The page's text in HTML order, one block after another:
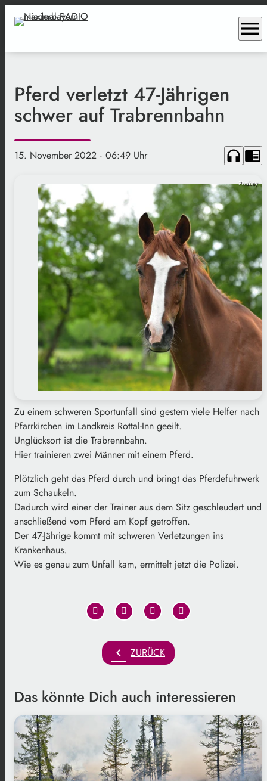
menu
Pferd verletzt 47-Jährigen
schwer auf Trabrennbahn
15. November 2022 · 06:49 Uhr headphones chrome_reader_mode
Pixabay
Zu einem schweren Sportunfall sind gestern viele Helfer nach
Pfarrkirchen im Landkreis Rottal-Inn geeilt.
Unglücksort ist die Trabrennbahn.
Hier trainieren zwei Männer mit einem Pferd.
Plötzlich geht das Pferd durch und bringt das Pferdefuhrwerk
zum Schaukeln.
Dadurch wird einer der Trainer aus dem Sitz geschleudert und
anschließend vom Pferd am Kopf getroffen.
Der 47-Jährige kommt mit schweren Verletzungen ins
Krankenhaus.
Wie es genau zum Unfall kam, ermittelt jetzt die Polizei.
chevron_left ZURÜCK
Das könnte Dich auch interessieren
Freepik